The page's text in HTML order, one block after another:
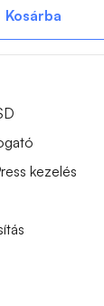
Kosárba
kezelés